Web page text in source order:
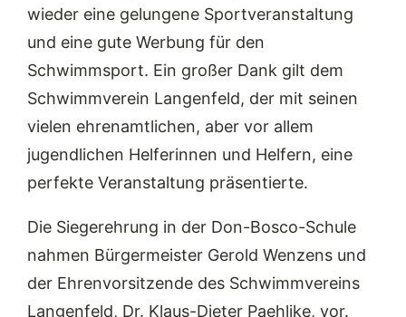
wieder eine gelungene Sportveranstaltung
und eine gute Werbung für den
Schwimmsport. Ein großer Dank gilt dem
Schwimmverein Langenfeld, der mit seinen
vielen ehrenamtlichen, aber vor allem
jugendlichen Helferinnen und Helfern, eine
perfekte Veranstaltung präsentierte.
Die Siegerehrung in der Don-Bosco-Schule
nahmen Bürgermeister Gerold Wenzens und
der Ehrenvorsitzende des Schwimmvereins
Langenfeld, Dr. Klaus-Dieter Paehlike, vor.